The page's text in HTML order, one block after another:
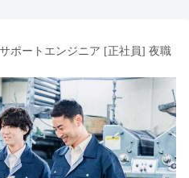
ポートエンジニア [正社員] 夜職